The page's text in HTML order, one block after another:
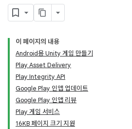
이 페이지의 내용
Android용 Unity 게임 만들기
Play Asset Delivery
Play Integrity API
Google Play 인앱 업데이트
Google Play 인앱 리뷰
Play 게임 서비스
16KB 페이지 크기 지원